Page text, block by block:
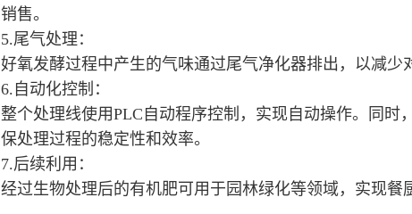
销售。
5.尾气处理：
好氧发酵过程中产生的气味通过尾气净化器排出，以减少
6.自动化控制：
整个处理线使用PLC自动程序控制，实现自动操作。同时
保处理过程的稳定性和效率。
7.后续利用：
经过生物处理后的有机肥可用于园林绿化等领域，实现餐